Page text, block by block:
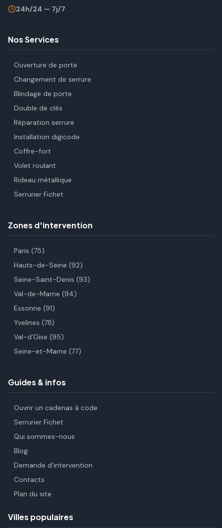
24h/24 — 7j/7
Nos Services
Ouverture de porte
Changement de serrure
Blindage de porte
Double de clés
Réparation serrure
Installation digicode
Coffre-fort
Volet roulant
Rideau métallique
Serrurier Fichet
Zones d'intervention
Paris (75)
Hauts-de-Seine (92)
Seine-Saint-Denis (93)
Val-de-Marne (94)
Essonne (91)
Yvelines (78)
Val-d'Oise (95)
Seine-et-Marne (77)
Guides & infos
Ouvrir un cadenas à code
Serrurier Fichet
Qui sommes-nous
Blog
Demande d'intervention
Contacts
Plan du site
Villes populaires